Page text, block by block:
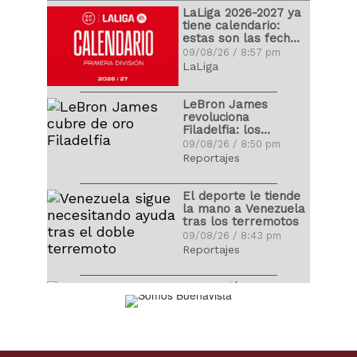
Fernando Alonso la
Fórmula 1 se despide
por las vacaciones
30/07/17 / 5:32 pm
publicó fotografía
con sus hijos recién
nacidos
29/06/17 / 8:40 pm
homenaje de la
Vinotinto
09/06/17 / 8:33 am
Lineup de Venezuela,
con fuerza
descomunal
Clásico Mundial de
Béisbol levanta el
telón con claros
LaLiga 2026-2027 ya
tiene calendario:
estas son las fechas
claves
09/08/26 / 8:57 pm
LaLiga
LeBron James
revoluciona
Filadelfia: los
precios de las
entradas se
disparan
09/08/26 / 8:50 pm
Reportajes
El deporte le tiende
la mano a Venezuela
tras los terremotos
09/08/26 / 8:43 pm
Reportajes
Conmoción en
Argentina: Murió